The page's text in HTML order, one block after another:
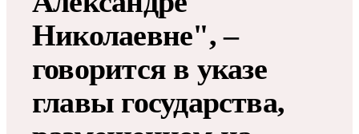
Николаевне", –
говорится в указе
главы государства,